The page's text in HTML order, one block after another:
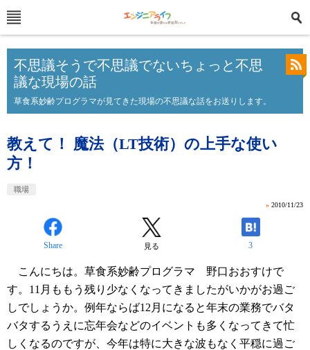
不思議そうで不思議でないちょっと不思
議な現場の話
草食系妙齢プログラマが見てきた現場の不思議な話をお送りします。
教えて！ 魔法（LT技術）の上手な使い
方！
職場
» 2010/11/23
Share 見る 3
こんにちは。草食系妙齢プログラマ 野口おおすけで
す。11月ももう残り少なくなってきましたがいかがお過ご
しでしょうか。例年ならば12月になると年末の業務でバタ
バタするうえに忘年会などのイベントも多くなってきて忙
しくなるのですが、今年は特に大きな波もなく平穏に過ご